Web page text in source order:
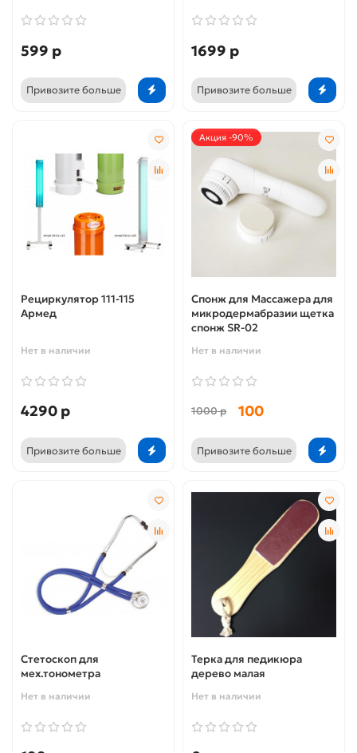
599 р
Привозите больше
1699 р
Привозите больше
Рециркулятор 111-115
Армед
Нет в наличии
4290 р
Привозите больше
Акция -90%
Спонж для Массажера для
микродермабразии щетка
спонж SR-02
Нет в наличии
1000 р 100
Привозите больше
Стетоскоп для
мех.тонометра
Нет в наличии
Терка для педикюра
дерево малая
Нет в наличии